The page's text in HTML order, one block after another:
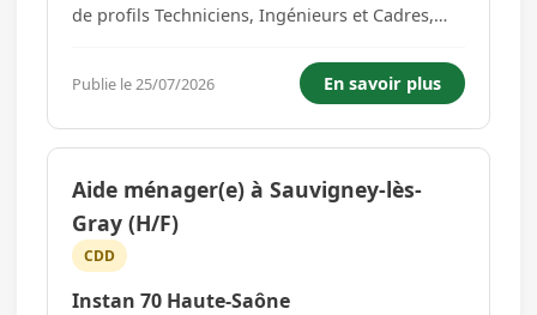
de profils Techniciens, Ingénieurs et Cadres,
d'Équipe Agroalimentaire (H/F) en CDI. Vous
aimez manager des équipes, organiser la
production et évoluer dans u...
Publie le 25/07/2026 En savoir plus
Aide ménager(e) à Sauvigney-lès-
Gray (H/F)
CDD
Instan 70 Haute-Saône